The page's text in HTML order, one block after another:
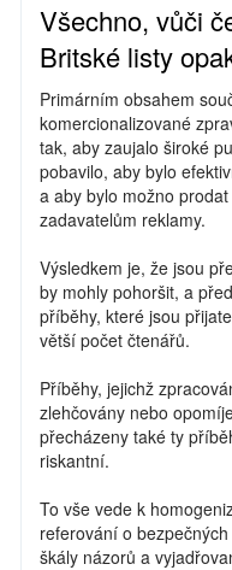
Všechno, vůči
Britské listy
Primárním obsahem
komercionalizované
tak, aby zaujalo široké
pobavilo, aby bylo
a aby bylo možno
zadavatelům reklamy.
Výsledkem je, že jsou
by mohly pohoršit, a
příběhy, které jsou
větší počet čtenářů.
Příběhy, jejichž
zlehčovány nebo
přecházeny také ty
riskantní.
To vše vede k
referování o
škály názorů a